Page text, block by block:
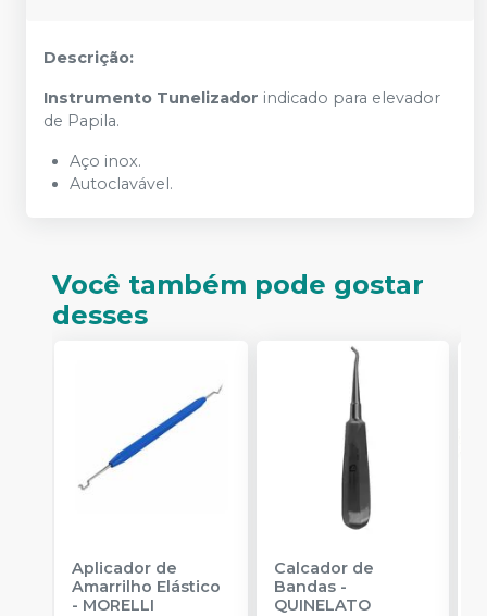
Descrição:
Instrumento Tunelizador indicado para elevador
de Papila.
Aço inox.
Autoclavável.
Você também pode gostar
desses
Aplicador de
Amarrilho Elástico
- MORELLI
Calcador de
Bandas-
QUINELATO